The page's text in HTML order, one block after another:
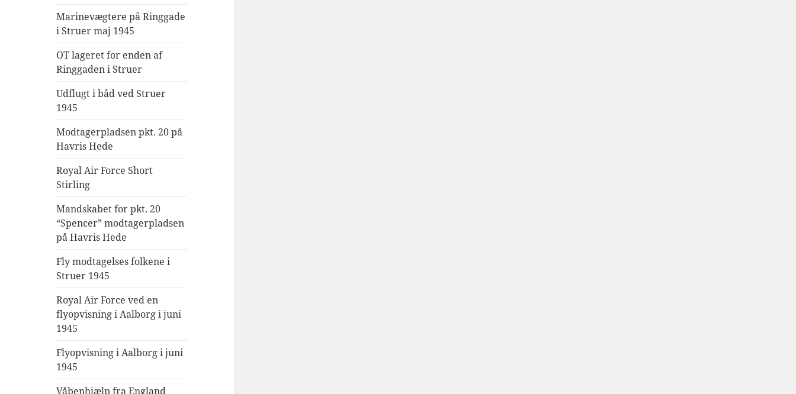
Marinevægtere på Ringgade
i Struer maj 1945
OT lageret for enden af
Ringgaden i Struer
Udflugt i båd ved Struer
1945
Modtagerpladsen pkt. 20 på
Havris Hede
Royal Air Force Short
Stirling
Mandskabet for pkt. 20
“Spencer” modtagerpladsen
på Havris Hede
Fly modtagelses folkene i
Struer 1945
Royal Air Force ved en
flyopvisning i Aalborg i juni
1945
Flyopvisning i Aalborg i juni
1945
Våbenhjælp fra England